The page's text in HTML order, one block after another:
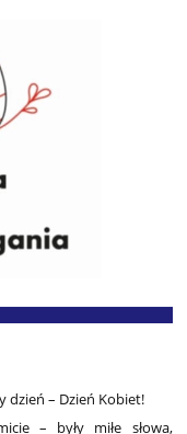
dzień – Dzień Kobiet!
– były miłe słowa,